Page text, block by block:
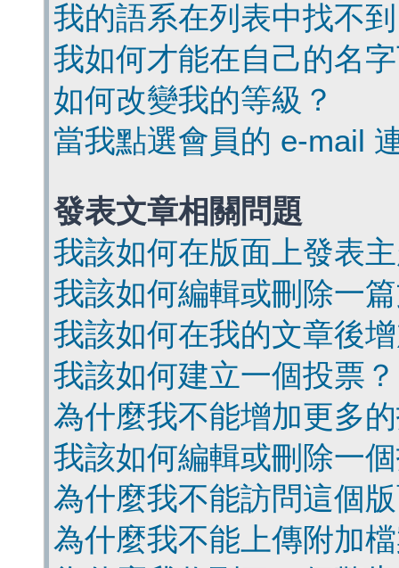
我的語系在列表中找不
我如何才能在自己的名
如何改變我的等級？
當我點選會員的 e-mail
發表文章相關問題
我該如何在版面上發表
我該如何編輯或刪除一
我該如何在我的文章後
我該如何建立一個投票？
為什麼我不能增加更多
我該如何編輯或刪除一
為什麼我不能訪問這個
為什麼我不能上傳附加